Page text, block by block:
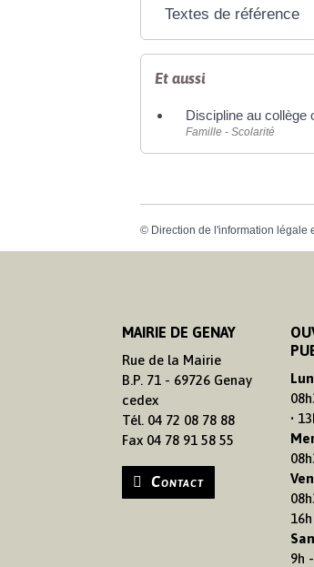
Textes de référence
Et aussi
Discipline au collège
Famille - Scolarité
© Direction de l'information légale
MAIRIE DE GENAY
Rue de la Mairie
B.P. 71 - 69726 Genay
cedex
Tél. 04 72 08 78 88
Fax 04 78 91 58 55
Contact
•
16h
9h